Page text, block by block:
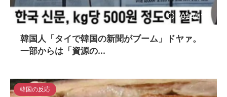
2024/11/7
韓国人「タイで韓国の新聞がブーム」ドヤァ。
一部からは「資源の...
韓国の反応